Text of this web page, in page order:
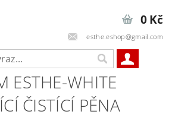
esthe.eshop@gmail.com
0 Kč
ESTHE-WHITE
ČISTÍCÍ PĚNA